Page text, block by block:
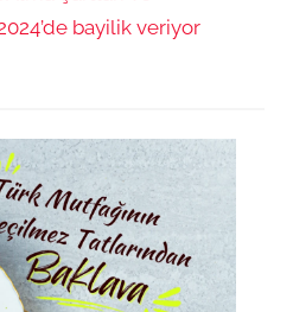
bayilik veriyor